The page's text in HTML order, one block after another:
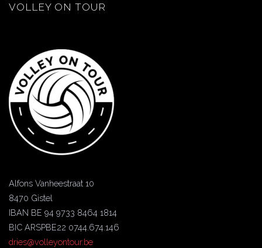
VOLLEY ON TOUR
Alfons Vanheestraat 10
8470 Gistel
IBAN BE 94 9733 8464 1814
BIC ARSPBE22 0744.674.146
dries@volleyontour.be